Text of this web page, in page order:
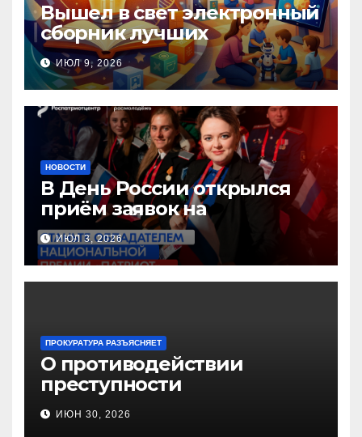
Вышел в свет электронный
сборник лучших
инновационных практик
педагогов дошкольного
образования!
ИЮЛ 9, 2026
НОВОСТИ
В День России открылся
приём заявок на
Национальную премию
«Патриот»
ИЮЛ 3, 2026
ПРОКУРАТУРА РАЗЪЯСНЯЕТ
О противодействии
преступности
несовершеннолетних и
нарушению их прав
ИЮН 30, 2026